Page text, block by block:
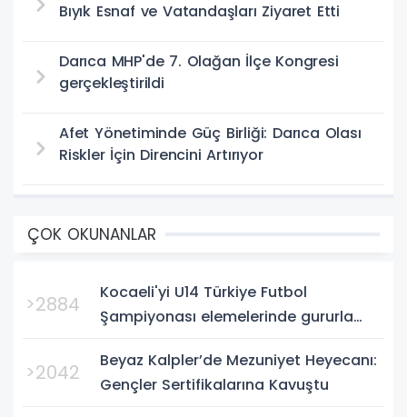
Bıyık Esnaf ve Vatandaşları Ziyaret Etti
Darıca MHP'de 7. Olağan İlçe Kongresi
gerçekleştirildi
Afet Yönetiminde Güç Birliği: Darıca Olası
Riskler İçin Direncini Artırıyor
ÇOK OKUNANLAR
>2884
Kocaeli'yi U14 Türkiye Futbol
Şampiyonası elemelerinde gururla
Bursa'da oynanan yarı final...
>2042
Beyaz Kalpler’de Mezuniyet Heyecanı:
Gençler Sertifikalarına Kavuştu